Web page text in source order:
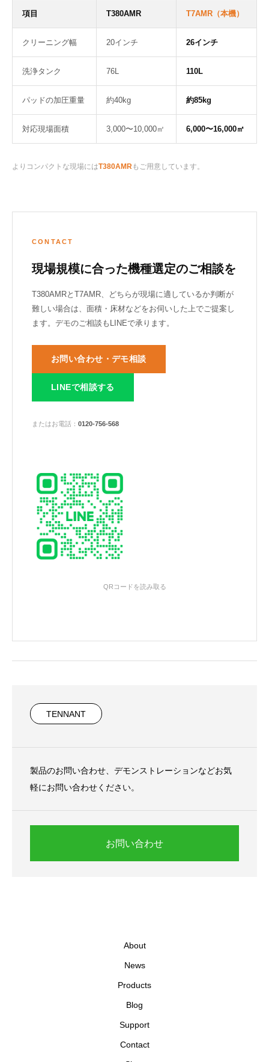
項目 T380AMR T7AMR（本機）
クリーニング幅 20インチ 26インチ
洗浄タンク 76L 110L
パッドの加圧重量 約40kg 約85kg
対応現場面積 3,000〜10,000㎡ 6,000〜16,000㎡
よりコンパクトな現場にはT380AMRもご用意しています。
CONTACT
現場規模に合った機種選定のご相談を
T380AMRとT7AMR、どちらが現場に適しているか判断が
難しい場合は、面積・床材などをお伺いした上でご提案し
ます。デモのご相談もLINEで承ります。
お問い合わせ・デモ相談
LINEで相談する
またはお電話： 0120-756-568
QRコードを読み取る
TENNANT
製品のお問い合わせ、デモンストレーションなどお気
軽にお問い合わせください。
お問い合わせ
About
News
Products
Blog
Support
Contact